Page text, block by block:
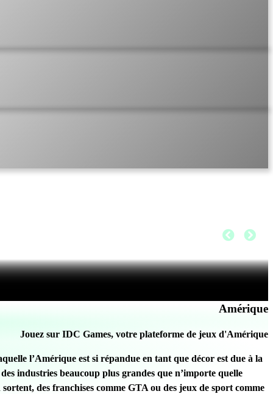
Amérique
Jouez sur IDC Games, votre plateforme de jeux d'Amérique
l’Amérique est si répandue en tant que décor est due à la
industries beaucoup plus grandes que n’importe quelle
des franchises comme GTA ou des jeux de sport comme